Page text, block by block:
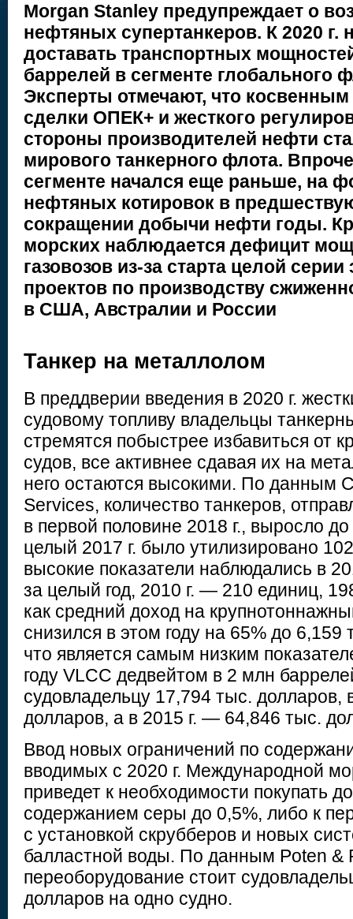
Morgan Stanley предупреждает о
нефтяных супертанкеров. К 2020 г.
доставать транспортных
баррелей в сегменте глобального
Эксперты отмечают, что
сделки ОПЕК+ и жесткого
стороны производителей нефти
мирового танкерного флота.
сегменте начался еще раньше, на
нефтяных котировок в
сокращении добычи нефти годы.
морских наблюдается дефицит
газовозов из-за старта целой
проектов по производству
в США, Австралии и России
Танкер на металлолом
В преддверии введения в 2020 г.
судовому топливу владельцы
стремятся побыстрее избавиться от
судов, все активнее сдавая их на
него остаются высокими. По данным
Services, количество танкеров,
в первой половине 2018 г., выросло до
целый 2017 г. было утилизировано
высокие показатели наблюдались в
за целый год, 2010 г. — 210 единиц,
как средний доход на
снизился в этом году на 65% до 6,159
что является самым низким
году VLCC дедвейтом в 2 млн
судовладельцу 17,794 тыс. долларов,
долларов, а в 2015 г. — 64,846 тыс.
Ввод новых ограничений по
вводимых с 2020 г. Международной
приведет к необходимости покупать
содержанием серы до 0,5%, либо к
с установкой скрубберов и новых
балластной воды. По данным Poten &
переоборудование стоит
долларов на одно судно.